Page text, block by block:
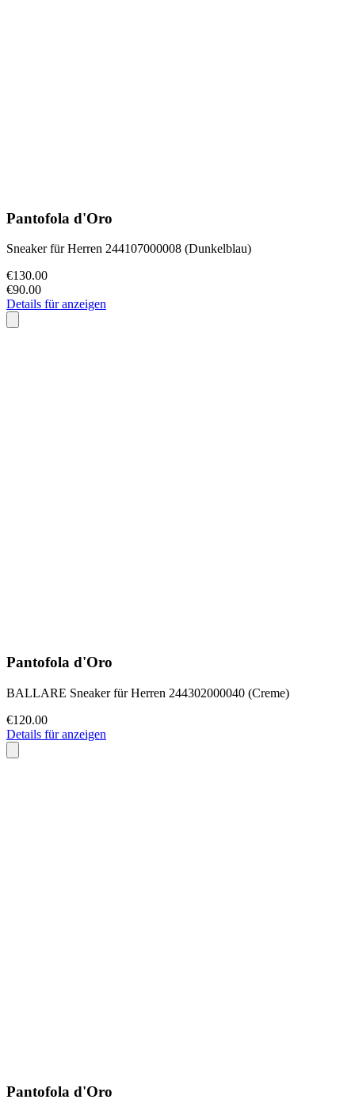
Pantofola d'Oro
Sneaker für Herren 244107000008 (Dunkelblau)
€130.00
€90.00
Details für anzeigen
Pantofola d'Oro
BALLARE Sneaker für Herren 244302000040 (Creme)
€120.00
Details für anzeigen
Pantofola d'Oro